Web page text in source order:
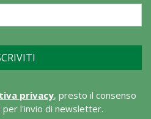
privacy, presto il consenso
l'invio di newsletter.